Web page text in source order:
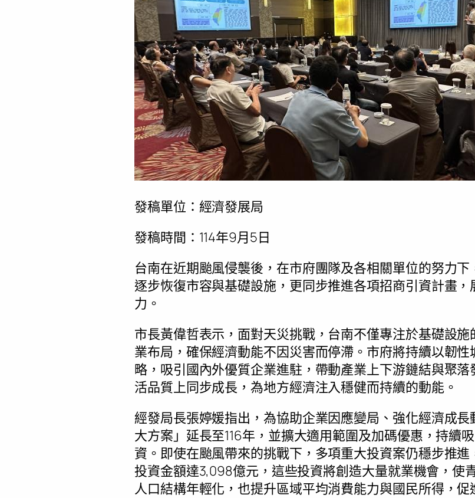
發稿單位：經濟發展局
發稿時間：114年9月5日
台南在近期颱風侵襲後，在市府團隊及各相關單位的努力
逐步恢復市容與基礎設施，更同步推進各項招商引資計畫
力。
市長黃偉哲表示，面對天災挑戰，台南不僅專注於基礎設
業布局，確保經濟動能不因災害而停滯。市府將持續以韌
略，吸引國內外優質企業進駐，帶動產業上下游鏈結與聚
活品質上同步成長，為地方經濟注入穩健而持續的動能。
經發局長張婷媛指出，為協助企業因應變局、強化經濟成
大方案」延長至116年，並擴大適用範圍及加碼優惠，持續
資。即使在颱風帶來的挑戰下，多項重大投資案仍穩步推進
投資金額達3,098億元，這些投資將創造大量就業機會，使
人口結構年輕化，也提升區域平均消費能力與國民所得，促